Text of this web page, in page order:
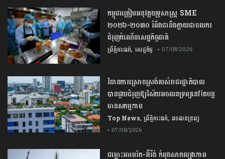
កម្ពុជា​ត្រៀមអនុវត្ត​យុទ្ធសាស្ត្រ​ ​SME​ ​
២០២៦​-​២០៣០​ រំពឹងថានឹងក្លាយ​ជា​ចលករ​
ជំរុញ​កំណើន​សេដ្ឋកិច្ច​ជាតិ​
ព្រឹត្តិការណ៍, សេដ្ឋកិច្ច • 07/08/2026
វិធានការស្រោចស្រង់របស់រាជរដ្ឋាភិបាល​
បាន​ជួយ​ជំរុញឱ្យវិស័យ​អចលនទ្រព្យនៅតែបន្ត​
មានសកម្មភាព
Top News,ព្រឹត្តិការណ៍, អចលនទ្រព្យ
• 07/08/2026
ជម្លោះ​អាមេរិក​-​អ៊ីរ៉ង់​ ​កំពុង​សាកល្បង​ភាព​